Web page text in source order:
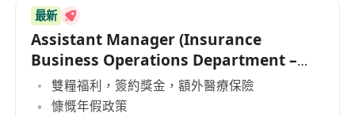
最新
Assistant Manager (Insurance
Business Operations Department –
Credit Operations)
雙糧福利，簽約獎金，額外醫療保險
慷慨年假政策